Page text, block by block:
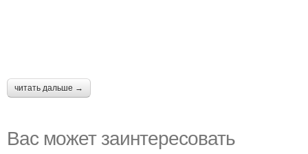
читать дальше →
Вас может заинтересовать